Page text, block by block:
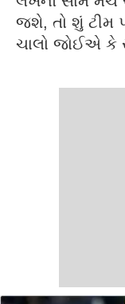
જશે, તો શું ટીમ
ચાલો જોઈએ કે